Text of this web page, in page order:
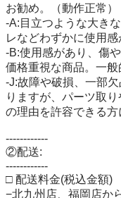
お勧め。（動作正常）
-A:目立つような大き
レなどわずかに使用感
-B:使用感があり、傷
価格重視な商品。一般
-J:故障や破損、一部
りますが、パーツ取
の理由を許容できる
------------
②配送:
------------
□ 配送料金(税込金額)
−北九州店、福岡店か